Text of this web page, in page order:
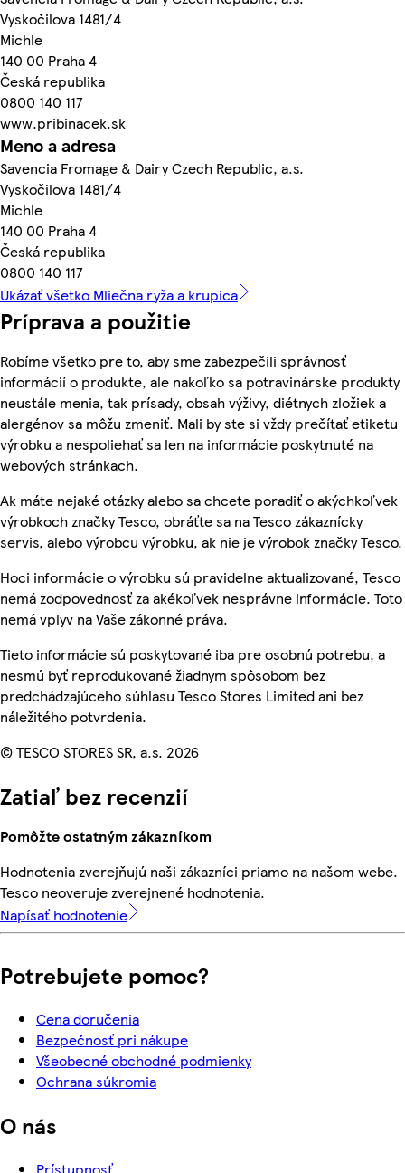
Vyskočilova 1481/4
Michle
140 00 Praha 4
Česká republika
0800 140 117
www.pribinacek.sk
Meno a adresa
Savencia Fromage & Dairy Czech Republic, a.s.
Vyskočilova 1481/4
Michle
140 00 Praha 4
Česká republika
0800 140 117
Ukázať všetko Mliečna ryža a krupica
Príprava a použitie
Robíme všetko pre to, aby sme zabezpečili správnosť
informácií o produkte, ale nakoľko sa potravinárske produkty
neustále menia, tak prísady, obsah výživy, diétnych zložiek a
alergénov sa môžu zmeniť. Mali by ste si vždy prečítať etiketu
výrobku a nespoliehať sa len na informácie poskytnuté na
webových stránkach.
Ak máte nejaké otázky alebo sa chcete poradiť o akýchkoľvek
výrobkoch značky Tesco, obráťte sa na Tesco zákaznícky
servis, alebo výrobcu výrobku, ak nie je výrobok značky Tesco.
Hoci informácie o výrobku sú pravidelne aktualizované, Tesco
nemá zodpovednosť za akékoľvek nesprávne informácie. Toto
nemá vplyv na Vaše zákonné práva.
Tieto informácie sú poskytované iba pre osobnú potrebu, a
nesmú byť reprodukované žiadnym spôsobom bez
predchádzajúceho súhlasu Tesco Stores Limited ani bez
náležitého potvrdenia.
© TESCO STORES SR, a.s. 2026
Zatiaľ bez recenzií
Pomôžte ostatným zákazníkom
Hodnotenia zverejňujú naši zákazníci priamo na našom webe.
Tesco neoveruje zverejnené hodnotenia.
Napísať hodnotenie
Potrebujete pomoc?
Cena doručenia
Bezpečnosť pri nákupe
Všeobecné obchodné podmienky
Ochrana súkromia
O nás
Prístupnosť